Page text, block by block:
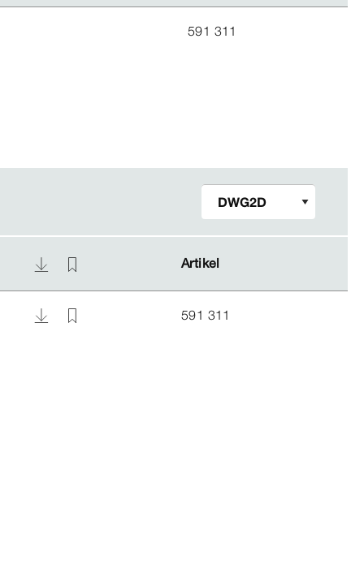
591 311
Artikel
Artikel
591 311